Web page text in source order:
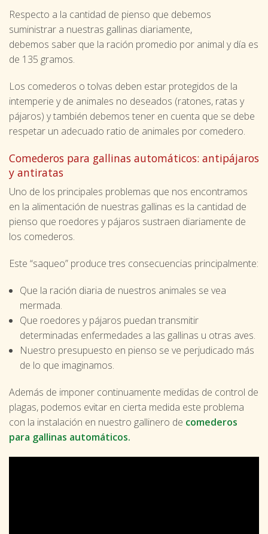
Respecto a la cantidad de pienso que debemos
suministrar a nuestras gallinas diariamente,
debemos saber que la ración promedio por animal y día es
de 135 gramos.
Los comederos o tolvas deben estar protegidos de la
intemperie y de animales no deseados (ratones, ratas y
pájaros) y también debemos tener en cuenta que se debe
respetar un adecuado ratio de animales por comedero.
Comederos para gallinas automáticos: antipájaros
y antiratas
Uno de los principales problemas que nos encontramos
en la alimentación de nuestras gallinas es la cantidad de
pienso que roedores y pájaros sustraen diariamente de
los comederos.
Este “saqueo” produce tres consecuencias principalmente:
Que la ración diaria de nuestros animales se vea
mermada.
Que roedores y pájaros puedan transmitir
determinadas enfermedades a las gallinas u otras aves.
Nuestro presupuesto en pienso se ve perjudicado más
de lo que imaginamos.
Además de imponer continuamente medidas de control de
plagas, podemos evitar en cierta medida este problema
con la instalación en nuestro gallinero de comederos
para gallinas automáticos.